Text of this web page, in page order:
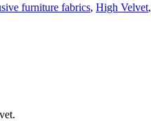
furniture fabrics, High Velvet,